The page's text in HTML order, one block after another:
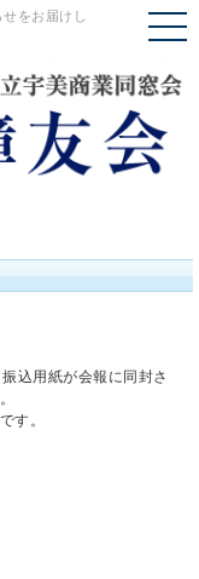
をお届けし
込用紙が会報に同封さ
す。